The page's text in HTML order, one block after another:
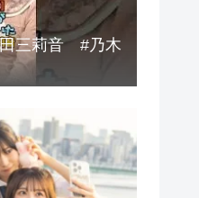
田三莉音 #乃木